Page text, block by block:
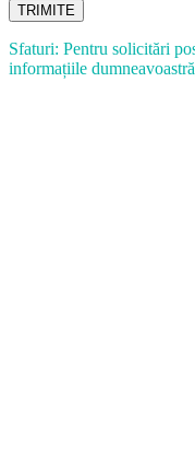
TRIMITE
Sfaturi: Pentru solicitări
informațiile dumneavoastră